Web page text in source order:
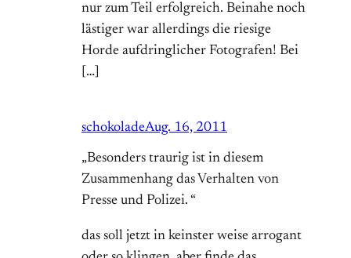
nur zum Teil erfolgreich. Beinahe noch
lästiger war allerdings die riesige
Horde aufdringlicher Fotografen! Bei
[…]
schokoladeAug. 16, 2011
„Besonders traurig ist in diesem
Zusammenhang das Verhalten von
Presse und Polizei. “
das soll jetzt in keinster weise arrogant